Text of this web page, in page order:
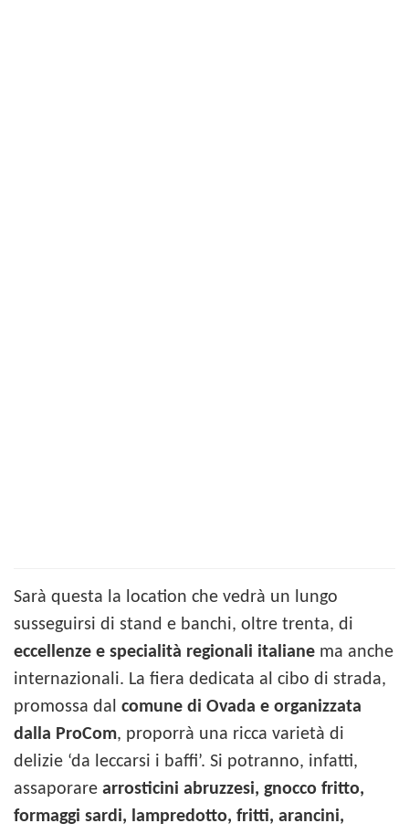
Sarà questa la location che vedrà un lungo
susseguirsi di stand e banchi, oltre trenta, di
eccellenze e specialità regionali italiane ma anche
internazionali. La fiera dedicata al cibo di strada,
promossa dal comune di Ovada e organizzata
dalla ProCom, proporrà una ricca varietà di
delizie ‘da leccarsi i baffi’. Si potranno, infatti,
assaporare arrosticini abruzzesi, gnocco fritto,
formaggi sardi, lampredotto, fritti, arancini,